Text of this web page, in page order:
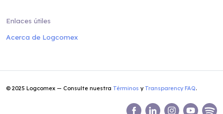
Enlaces útiles
Acerca de Logcomex
© 2025 Logcomex — Consulte nuestra Términos y Transparency FAQ.